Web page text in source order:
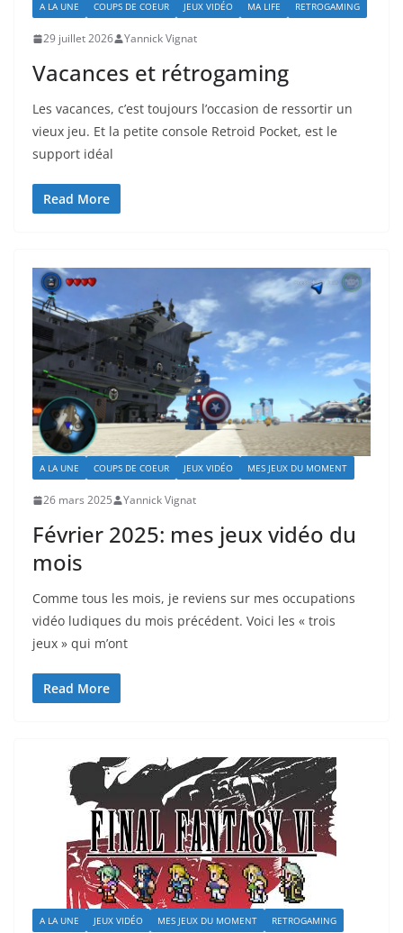
A LA UNE COUPS DE COEUR JEUX VIDÉO MA LIFE RETROGAMING
29 juillet 2026 Yannick Vignat
Vacances et rétrogaming
Les vacances, c’est toujours l’occasion de ressortir un
vieux jeu. Et la petite console Retroid Pocket, est le
support idéal
Read More
A LA UNE COUPS DE COEUR JEUX VIDÉO MES JEUX DU MOMENT
26 mars 2025 Yannick Vignat
Février 2025: mes jeux vidéo du
mois
Comme tous les mois, je reviens sur mes occupations
vidéo ludiques du mois précédent. Voici les « trois
jeux » qui m’ont
Read More
A LA UNE JEUX VIDÉO MES JEUX DU MOMENT RETROGAMING